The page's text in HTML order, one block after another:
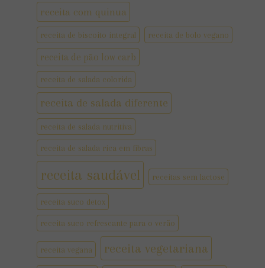
receita com quinua
receita de biscoito integral receita de bolo vegano
receita de pão low carb
receita de salada colorida
receita de salada diferente
receita de salada nutritiva
receita de salada rica em fibras
receita saudável receitas sem lactose
receita suco detox
receita suco refrescante para o verão
receita vegana receita vegetariana